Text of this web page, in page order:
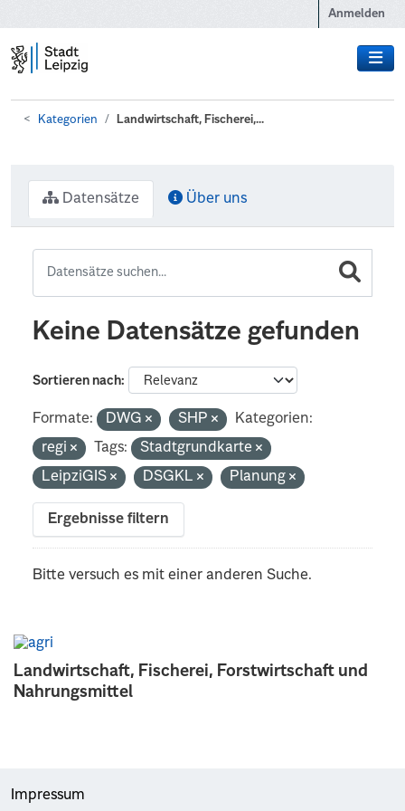
Anmelden
Kategorien Landwirtschaft, Fischerei,...
Landwirtschaft, Fischerei, Forstwirtschaft und
Nahrungsmittel
Datensätze Über uns
Keine Datensätze gefunden
Sortieren nach
Formate: DWG SHP
Kategorien:
regi
Tags:
Stadtgrundkarte
LeipziGIS
DSGKL Planung
Ergebnisse filtern
Bitte versuch es mit einer anderen Suche.
Impressum